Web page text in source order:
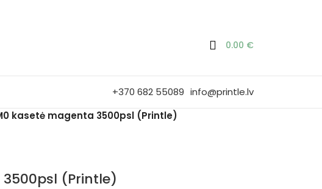
0.00 €
+370 682 55089 info@printle.lv
kasetė magenta 3500psl (Printle)
(Printle)